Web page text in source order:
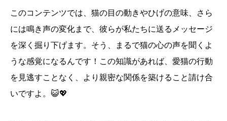
このコンテンツでは、猫の目の動きやひげの意味、さら
には鳴き声の変化まで、彼らが私たちに送るメッセージ
を深く掘り下げます。そう、まるで猫の心の声を聞くよ
うな感覚になるんです！この知識があれば、愛猫の行動
を見逃すことなく、より親密な関係を築けること請け合
いですよ。😺💖